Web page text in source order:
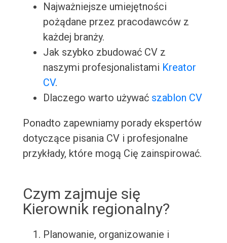
Najważniejsze umiejętności
pożądane przez pracodawców z
każdej branży.
Jak szybko zbudować CV z
naszymi profesjonalistami Kreator
CV.
Dlaczego warto używać szablon CV
Ponadto zapewniamy porady ekspertów
dotyczące pisania CV i profesjonalne
przykłady, które mogą Cię zainspirować.
Czym zajmuje się
Kierownik regionalny?
Planowanie, organizowanie i